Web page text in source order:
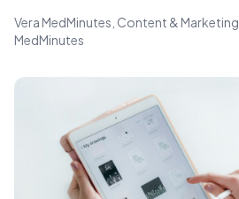
Vera MedMinutes, Content & Marketing
MedMinutes